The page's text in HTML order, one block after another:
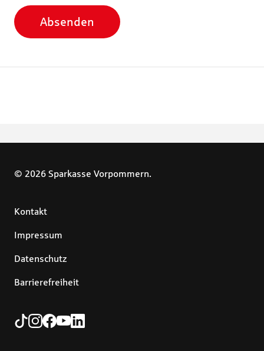
Absenden
© 2026 Sparkasse Vorpommern.
Kontakt
Impressum
Datenschutz
Barrierefreiheit